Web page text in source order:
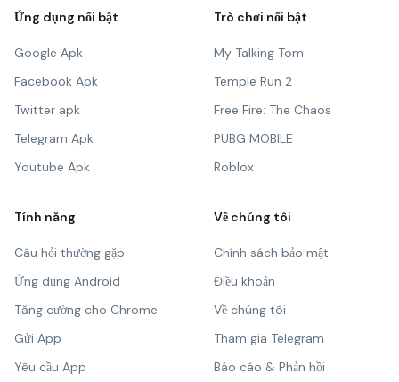
Ứng dụng nổi bật
Google Apk
Facebook Apk
Twitter apk
Telegram Apk
Youtube Apk
Trò chơi nổi bật
My Talking Tom
Temple Run 2
Free Fire: The Chaos
PUBG MOBILE
Roblox
Tính năng
Câu hỏi thường gặp
Ứng dụng Android
Tăng cường cho Chrome
Gửi App
Yêu cầu App
Về chúng tôi
Chính sách bảo mật
Điều khoản
Về chúng tôi
Tham gia Telegram
Báo cáo & Phản hồi